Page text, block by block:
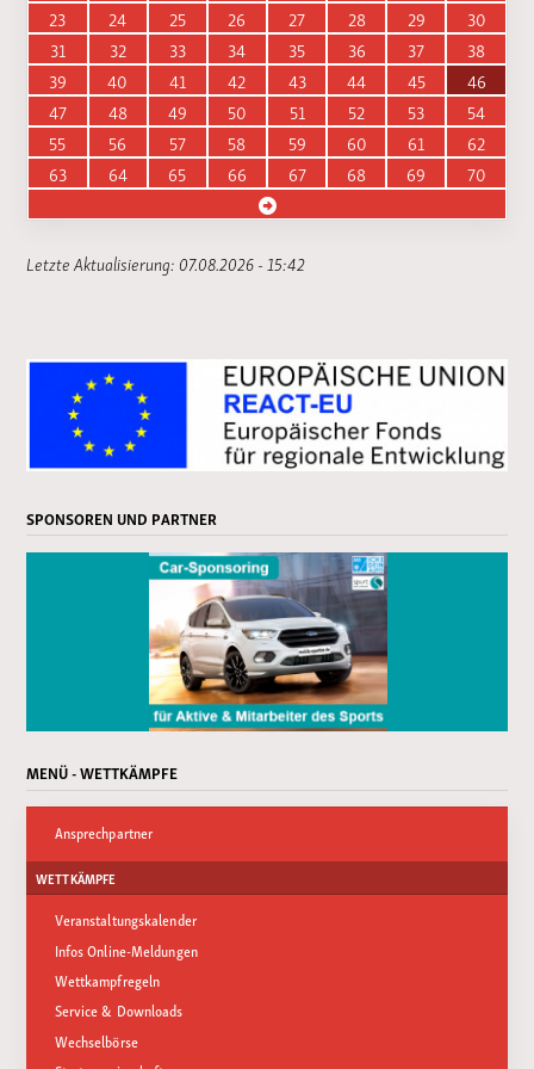
23
24 25 26 27 28 29
30
31
32 33 34 35 36 37
38
39
40 41 42 43 44 45
46
47
48 49 50 51 52 53
54
55
56 57 58 59 60 61
62
63
64 65 66 67 68 69 70
Letzte Aktualisierung: 07.08.2026 - 15:42
SPONSOREN UND PARTNER
MENÜ - WETTKÄMPFE
Ansprechpartner
WETTKÄMPFE
Veranstaltungskalender
Infos Online-Meldungen
Wettkampfregeln
Service & Downloads
Wechselbörse